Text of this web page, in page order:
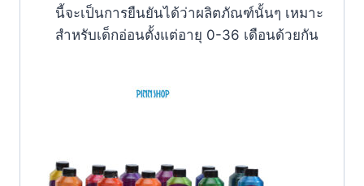
นี้จะเป็นการยืนยันได้ว่าผลิตภัณฑ์นั้นๆ เหมาะ
สำหรับเด็กอ่อนตั้งแต่อายุ 0-36 เดือนด้วยกัน